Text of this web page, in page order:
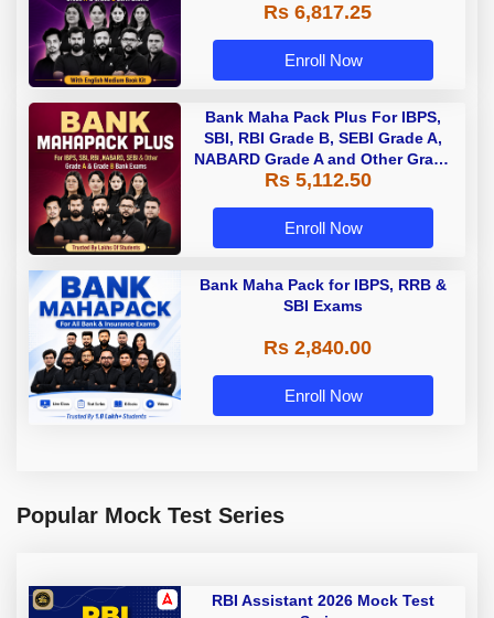
Rs 6,817.25
Enroll Now
Bank Maha Pack Plus For IBPS,
SBI, RBI Grade B, SEBI Grade A,
NABARD Grade A and Other Grade
A & Grade B Bank Exams
Rs 5,112.50
Enroll Now
Bank Maha Pack for IBPS, RRB &
SBI Exams
Rs 2,840.00
Enroll Now
Popular Mock Test Series
RBI Assistant 2026 Mock Test